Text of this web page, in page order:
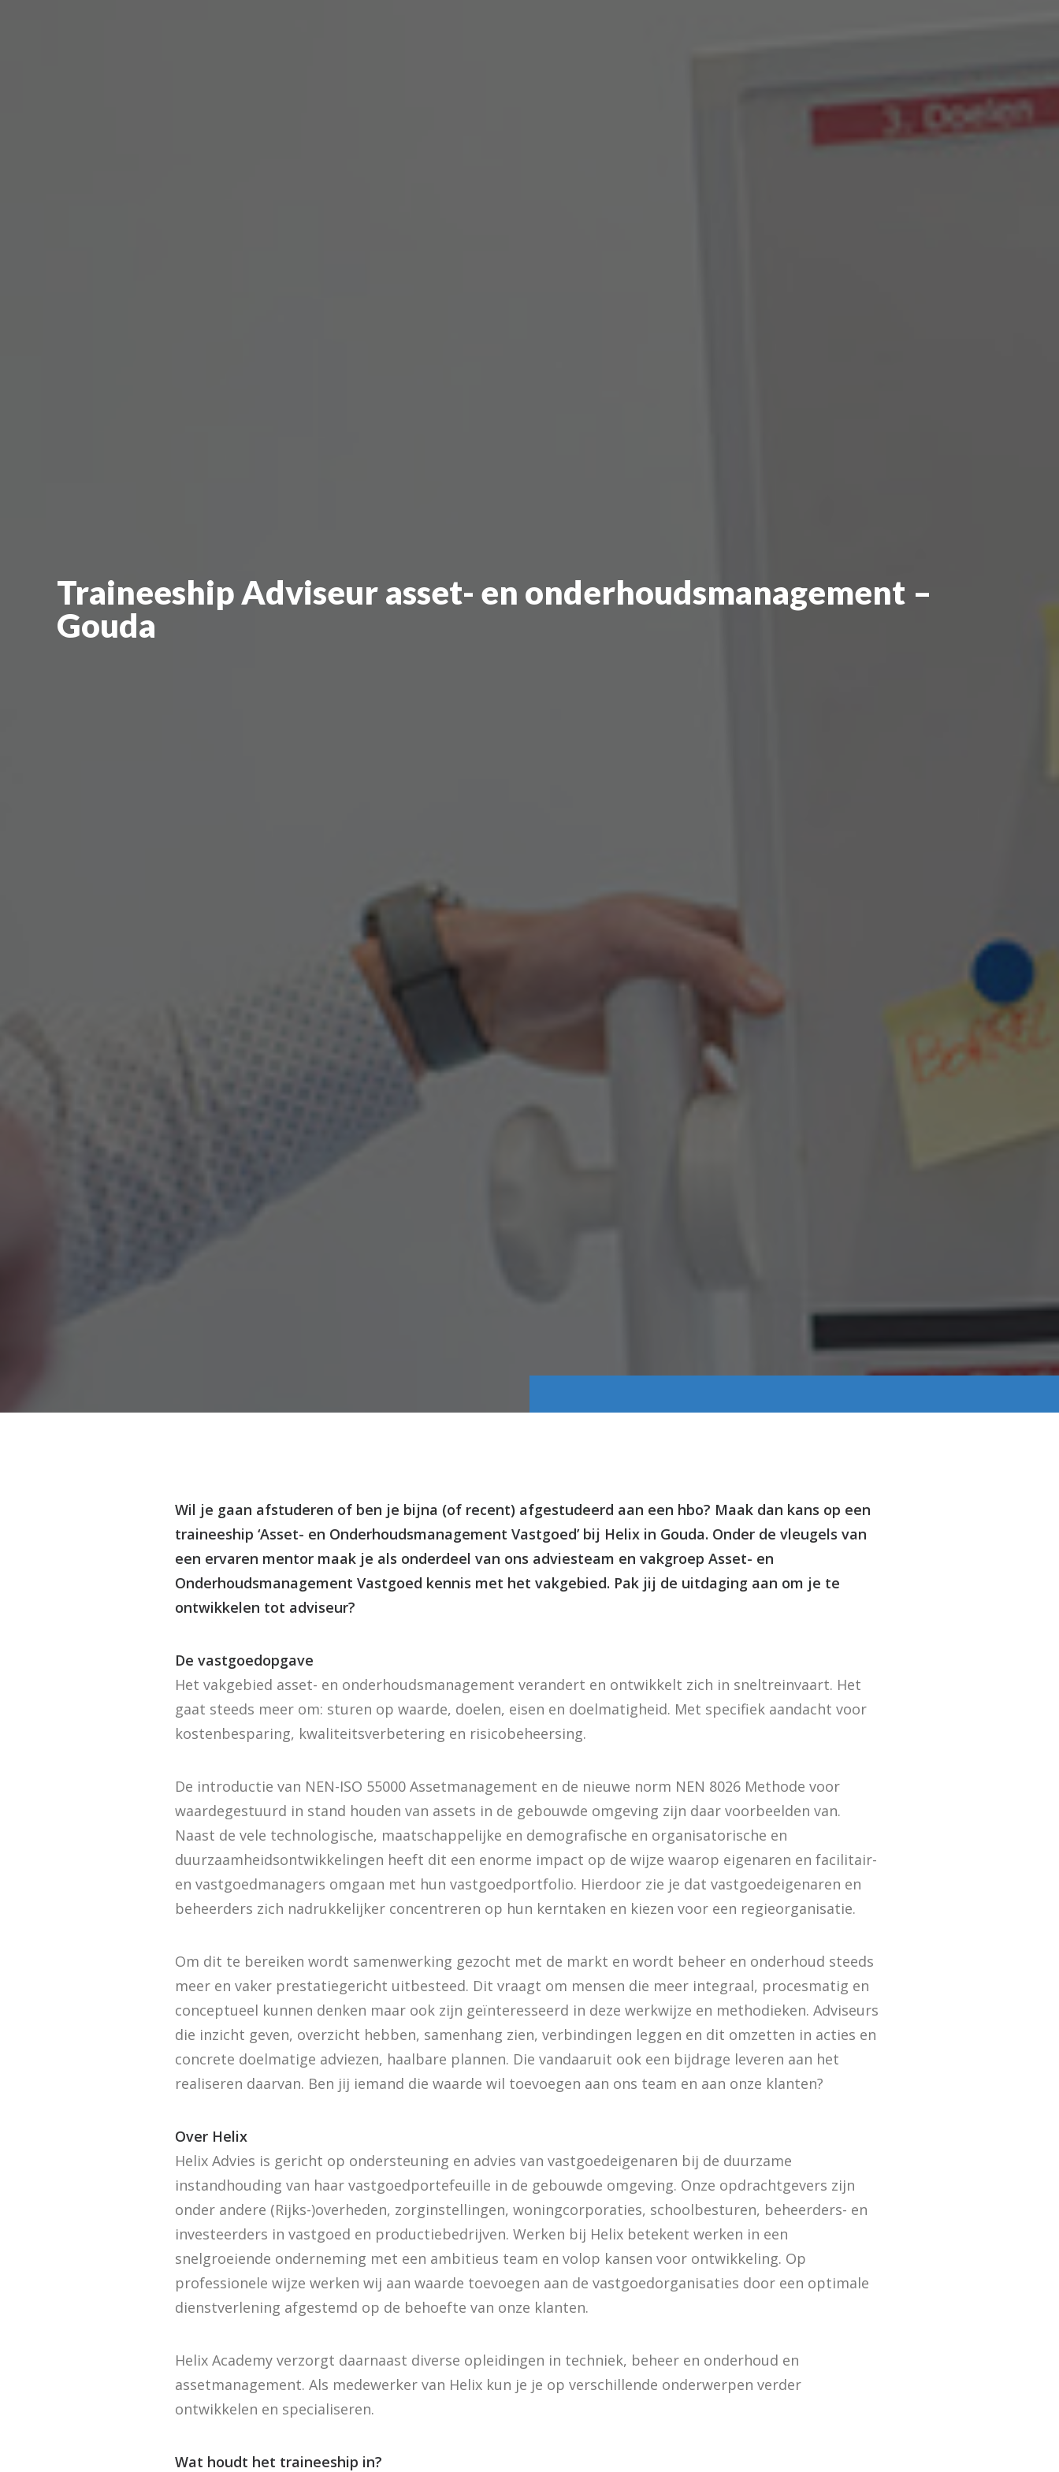
TraineeshipAdviseur asset- en onderhoudsmanagement –
Gouda
Wil je gaan afstuderen of ben je bijna (of recent) afgestudeerd aan een hbo? Maak dan kans op een
traineeship ‘Asset- en Onderhoudsmanagement Vastgoed’ bij Helix in Gouda. Onder de vleugels van
een ervaren mentor maak je als onderdeel van ons adviesteam en vakgroep Asset- en
Onderhoudsmanagement Vastgoed kennis met het vakgebied. Pak jij de uitdaging aan om je te
ontwikkelen tot adviseur?
De vastgoedopgave
Het vakgebied asset- en onderhoudsmanagement verandert en ontwikkelt zich in sneltreinvaart. Het
gaat steeds meer om: sturen op waarde, doelen, eisen en doelmatigheid. Met specifiek aandacht voor
kostenbesparing, kwaliteitsverbetering en risicobeheersing.
De introductie van NEN-ISO 55000 Assetmanagement en de nieuwe norm NEN 8026 Methode voor
waardegestuurd in stand houden van assets in de gebouwde omgeving zijn daar voorbeelden van.
Naast de vele technologische, maatschappelijke en demografische en organisatorische en
duurzaamheidsontwikkelingen heeft dit een enorme impact op de wijze waarop eigenaren en facilitair-
en vastgoedmanagers omgaan met hun vastgoedportfolio. Hierdoor zie je dat vastgoedeigenaren en
beheerders zich nadrukkelijker concentreren op hun kerntaken en kiezen voor een regieorganisatie.
Om dit te bereiken wordt samenwerking gezocht met de markt en wordt beheer en onderhoud steeds
meer en vaker prestatiegericht uitbesteed. Dit vraagt om mensen die meer integraal, procesmatig en
conceptueel kunnen denken maar ook zijn geïnteresseerd in deze werkwijze en methodieken. Adviseurs
die inzicht geven, overzicht hebben, samenhang zien, verbindingen leggen en dit omzetten in acties en
concrete doelmatige adviezen, haalbare plannen. Die vandaaruit ook een bijdrage leveren aan het
realiseren daarvan. Ben jij iemand die waarde wil toevoegen aan ons team en aan onze klanten?
Over Helix
Helix Advies is gericht op ondersteuning en advies van vastgoedeigenaren bij de duurzame
instandhouding van haar vastgoedportefeuille in de gebouwde omgeving. Onze opdrachtgevers zijn
onder andere (Rijks-)overheden, zorginstellingen, woningcorporaties, schoolbesturen, beheerders- en
investeerders in vastgoed en productiebedrijven. Werken bij Helix betekent werken in een
snelgroeiende onderneming met een ambitieus team en volop kansen voor ontwikkeling. Op
professionele wijze werken wij aan waarde toevoegen aan de vastgoedorganisaties door een optimale
dienstverlening afgestemd op de behoefte van onze klanten.
Helix Academy verzorgt daarnaast diverse opleidingen in techniek, beheer en onderhoud en
assetmanagement. Als medewerker van Helix kun je je op verschillende onderwerpen verder
ontwikkelen en specialiseren.
Wat houdt het traineeship in?